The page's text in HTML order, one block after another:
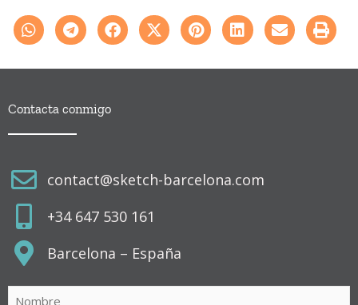
Contacta conmigo
contact@sketch-barcelona.com
+34 647 530 161
Barcelona – España